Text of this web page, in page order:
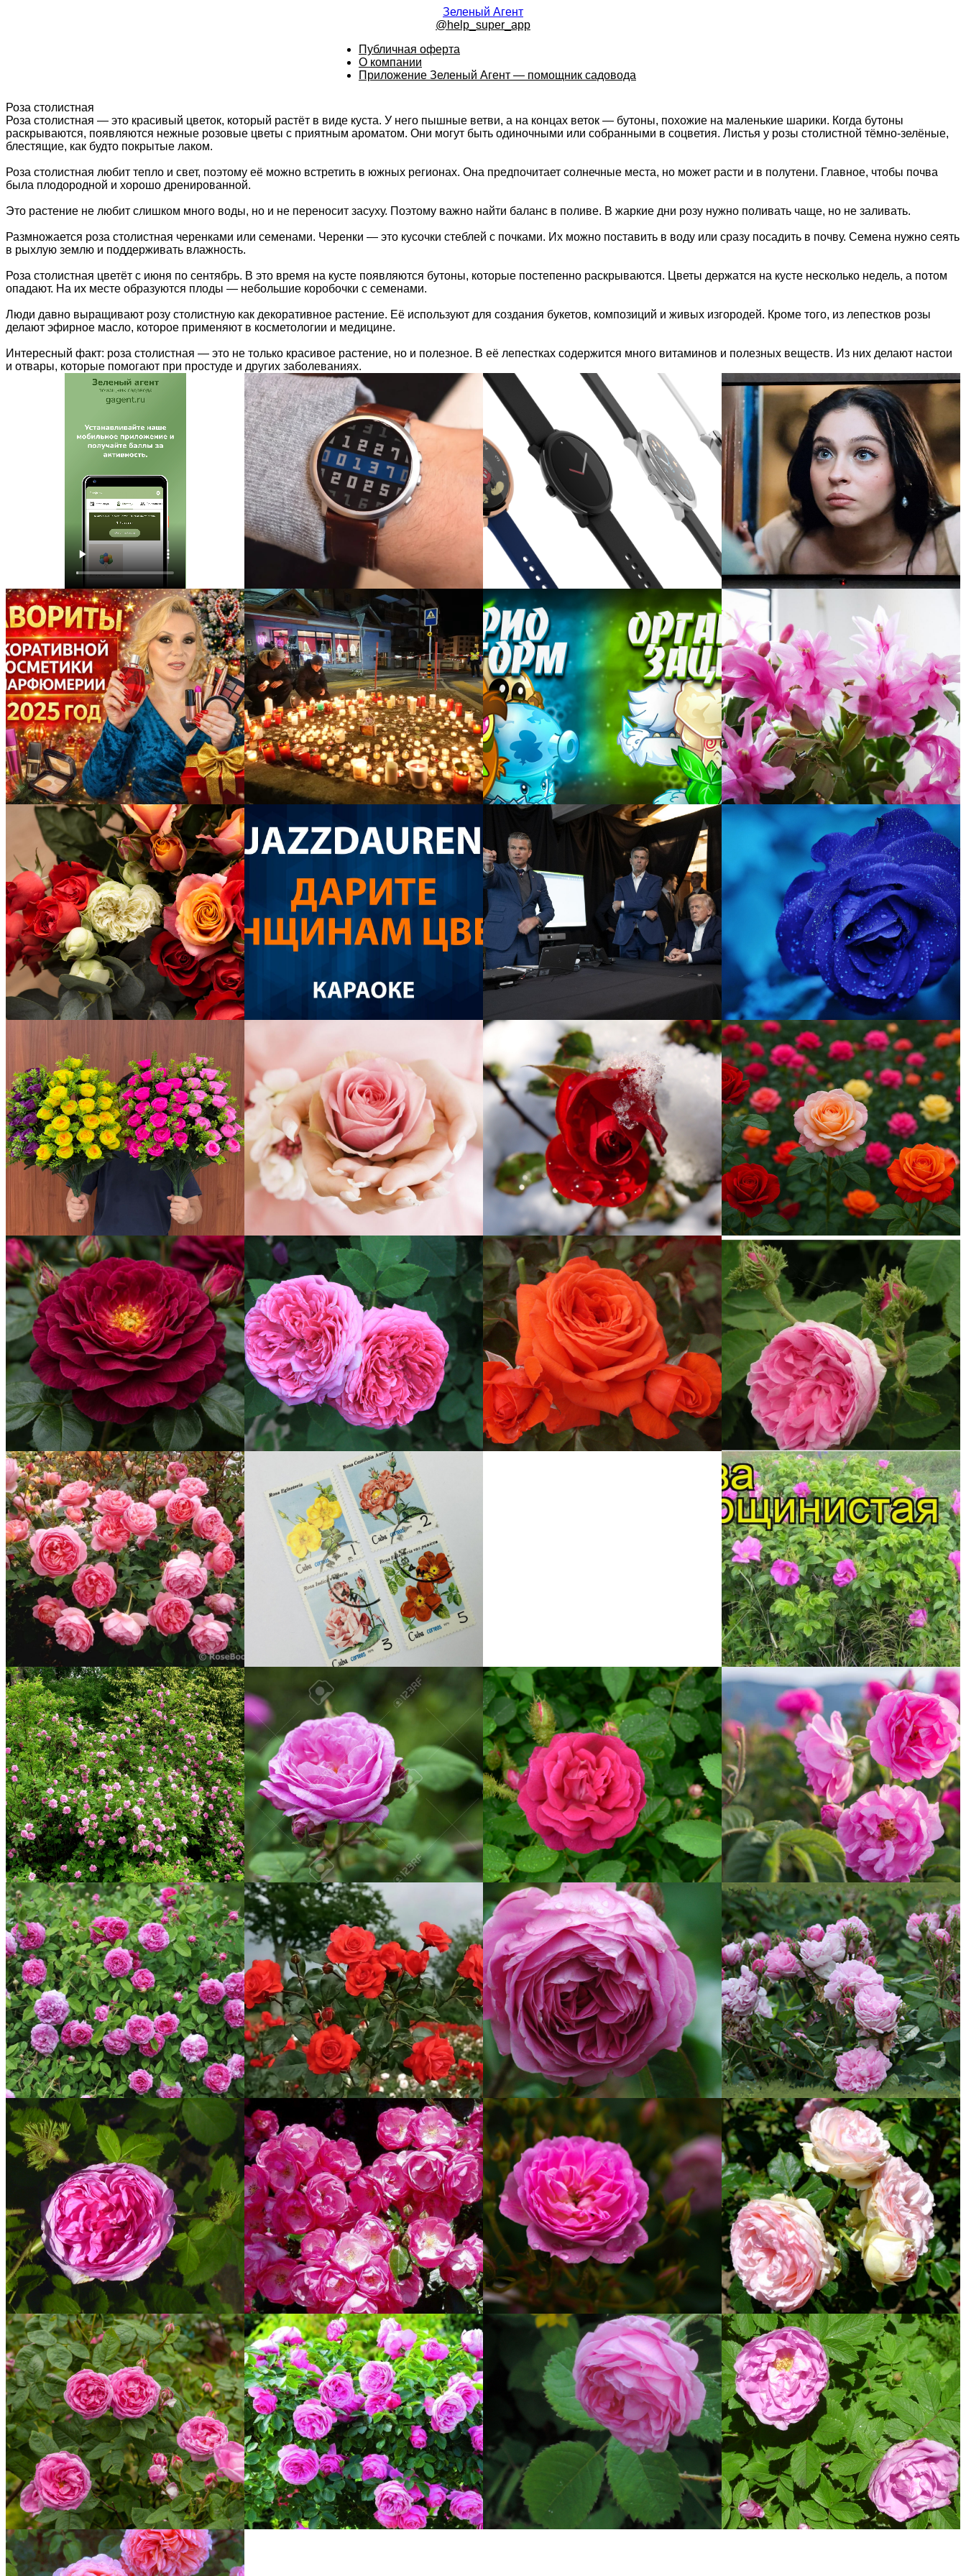
Зеленый Агент
@help_super_app
Публичная оферта
О компании
Приложение Зеленый Агент — помощник садовода
Роза столистная
Роза столистная — это красивый цветок, который растёт в виде куста. У него пышные ветви, а на концах веток — бутоны, похожие на маленькие шарики. Когда бутоны
раскрываются, появляются нежные розовые цветы с приятным ароматом. Они могут быть одиночными или собранными в соцветия. Листья у розы столистной тёмно-зелёные,
блестящие, как будто покрытые лаком.
Роза столистная любит тепло и свет, поэтому её можно встретить в южных регионах. Она предпочитает солнечные места, но может расти и в полутени. Главное, чтобы почва
была плодородной и хорошо дренированной.
Это растение не любит слишком много воды, но и не переносит засуху. Поэтому важно найти баланс в поливе. В жаркие дни розу нужно поливать чаще, но не заливать.
Размножается роза столистная черенками или семенами. Черенки — это кусочки стеблей с почками. Их можно поставить в воду или сразу посадить в почву. Семена нужно сеять
в рыхлую землю и поддерживать влажность.
Роза столистная цветёт с июня по сентябрь. В это время на кусте появляются бутоны, которые постепенно раскрываются. Цветы держатся на кусте несколько недель, а потом
опадают. На их месте образуются плоды — небольшие коробочки с семенами.
Люди давно выращивают розу столистную как декоративное растение. Её используют для создания букетов, композиций и живых изгородей. Кроме того, из лепестков розы
делают эфирное масло, которое применяют в косметологии и медицине.
Интересный факт: роза столистная — это не только красивое растение, но и полезное. В её лепестках содержится много витаминов и полезных веществ. Из них делают настои
и отвары, которые помогают при простуде и других заболеваниях.